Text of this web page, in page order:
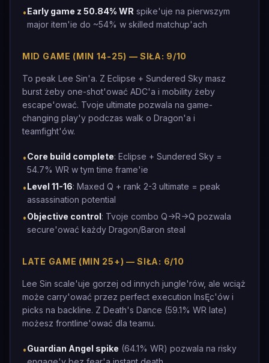
•Early game z 50.84% WR spike'uje na pierwszym
major item'ie do ~54% w skilled matchup'ach
MID GAME (MIN 14-25) — SIŁA: 9/10
To peak Lee Sin'a. Z Eclipse + Sundered Sky masz
burst żeby one-shot'ować ADC'a i mobility żeby
escape'ować. Tvoje ultimate pozwala na game-
changing play'y podczas walk o Dragon'a i
teamfight'ów.
•Core build complete: Eclipse + Sundered Sky =
54.7% WR w tym time frame'ie
•Level 11-16: Maxed Q + rank 2-3 ultimate = peak
assassination potential
•Objective control: Tvoje combo Q->R->Q pozwala
secure'ować każdy Dragon/Baron steal
LATE GAME (MIN 25+) — SIŁA: 6/10
Lee Sin scale'uje gorzej od innych jungle'rów, ale wciąż
może carry'ować przez perfect execution InsĘc'ów i
picks na backline. Z Death's Dance (59.1% WR late)
możesz frontline'ować dla teamu.
•Guardian Angel spike (64.1% WR) pozwala na risky